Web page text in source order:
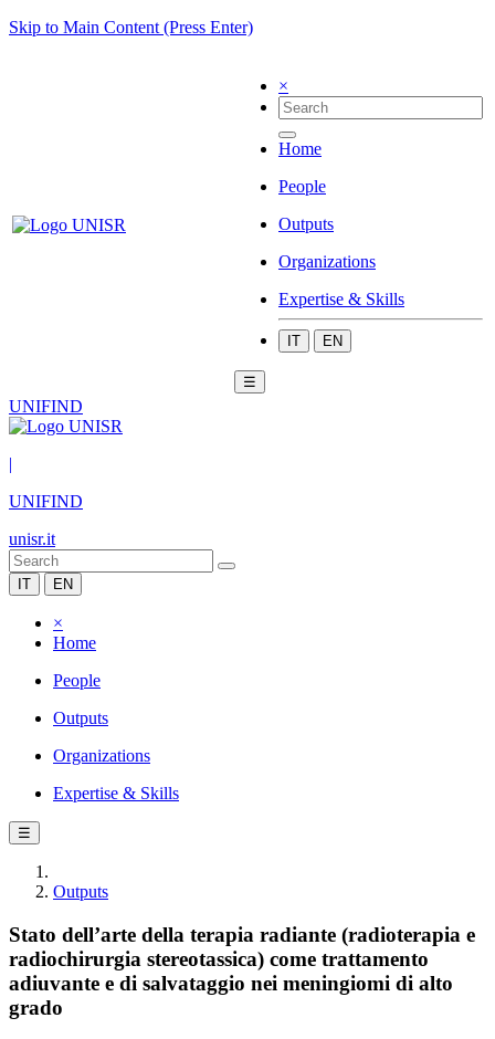
Skip to Main Content (Press Enter)
×
Home
People
Outputs
Organizations
Expertise & Skills
IT EN
☰
UNIFIND
|
UNIFIND
unisr.it
IT EN
×
Home
People
Outputs
Organizations
Expertise & Skills
☰
Outputs
Stato dell’arte della terapia radiante (radioterapia e
radiochirurgia stereotassica) come trattamento
adiuvante e di salvataggio nei meningiomi di alto
grado